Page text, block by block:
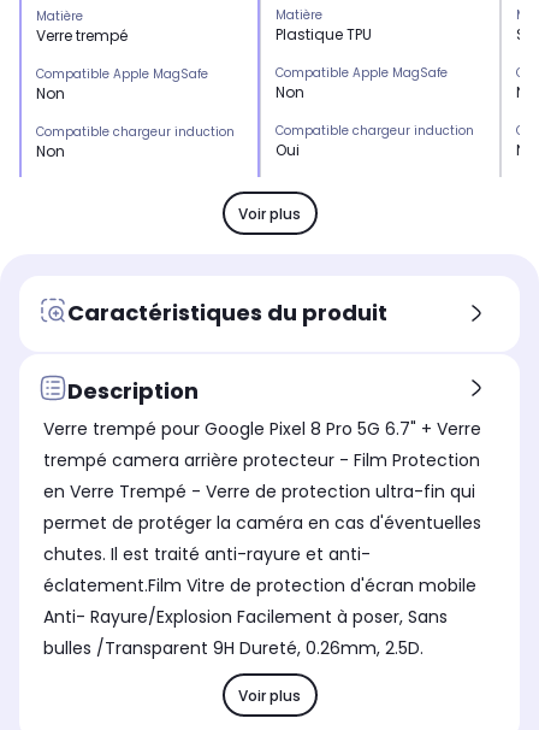
Matière
Verre trempé
Compatible Apple MagSafe
Non
Compatible chargeur induction
Non
Marque compatible
Google
GOOGLE Pixel 8 Pro
Coloris extérieur
Transparent
Matière
Plastique TPU
Compatible Apple MagSafe
Non
Compatible chargeur induction
Oui
Emplacement(s) carte(s)
Non
Marque compatible
Google
Coloris extérieur
Transparent
Voir plus
Caractéristiques du produit
Description
Verre trempé pour Google Pixel 8 Pro 5G 6.7" + Verre
trempé camera arrière protecteur - Film Protection
en Verre Trempé - Verre de protection ultra-fin qui
permet de protéger la caméra en cas d'éventuelles
chutes. Il est traité anti-rayure et anti-
éclatement.Film Vitre de protection d'écran mobile
Anti- Rayure/Explosion Facilement à poser, Sans
bulles /Transparent 9H Dureté, 0.26mm, 2.5D.
Voir plus